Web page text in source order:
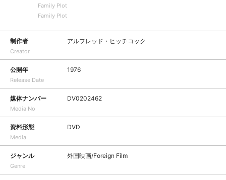
Family Plot
Family Plot
制作者
Creator
アルフレッド・ヒッチコック
公開年
Release Date
1976
媒体ナンバー
Media No
DV0202462
資料形態
Media
DVD
ジャンル
Genre
外国映画/Foreign Film